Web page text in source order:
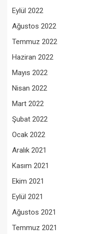
Eylül 2022
Ağustos 2022
Temmuz 2022
Haziran 2022
Mayıs 2022
Nisan 2022
Mart 2022
Şubat 2022
Ocak 2022
Aralık 2021
Kasım 2021
Ekim 2021
Eylül 2021
Ağustos 2021
Temmuz 2021